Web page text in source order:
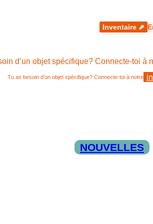
Inventaire ⬈
d’un objet spécifique? Connecte-toi à
Tu as besoin d’un objet spécifique? Connecte-toi à notre
NOUVELLES